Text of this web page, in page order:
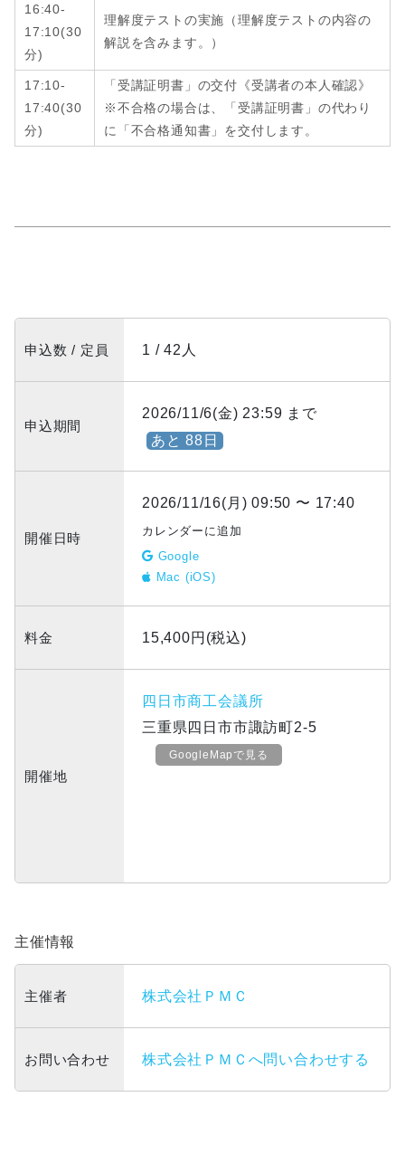
16:40-
17:10(30
分)
理解度テストの実施（理解度テストの内容の
解説を含みます。）
17:10-
17:40(30
分)
「受講証明書」の交付《受講者の本人確認》
※不合格の場合は、「受講証明書」の代わり
に「不合格通知書」を交付します。
申込数 / 定員 1 / 42人
申込期間
2026/11/6(金) 23:59 まで
あと 88日
開催日時
2026/11/16(月) 09:50 〜 17:40
カレンダーに追加
Google
Mac (iOS)
料金 15,400円(税込)
開催地
四日市商工会議所
三重県四日市市諏訪町2-5
GoogleMapで見る
主催情報
主催者 株式会社ＰＭＣ
お問い合わせ 株式会社ＰＭＣへ問い合わせする